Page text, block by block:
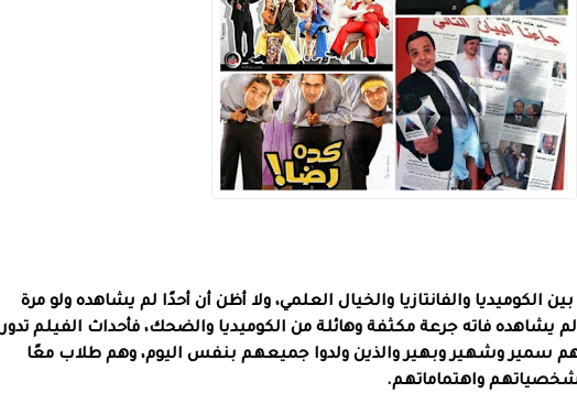
إنتاج 2010، يجمع بين الكوميديا والفانتازيا والخيال العلمي، ولا أظن أن أحدًا لم يشاهده ولو مرة
يشاهده فاته جرعة مكثفة وهائلة من الكوميديا والضحك، فأحداث الفيلم تدور
سمير وشهير وبهير والذين ولدوا جميعهم بنفس اليوم، وهم طلاب معًا
واهتماماتهم.